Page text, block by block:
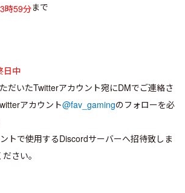
時59分まで
日中
だいたTwitterアカウント宛にDMでご連絡さ
アカウント@fav_gamingのフォローを必
トで使用するDiscordサーバーへ招待致しま
さい。